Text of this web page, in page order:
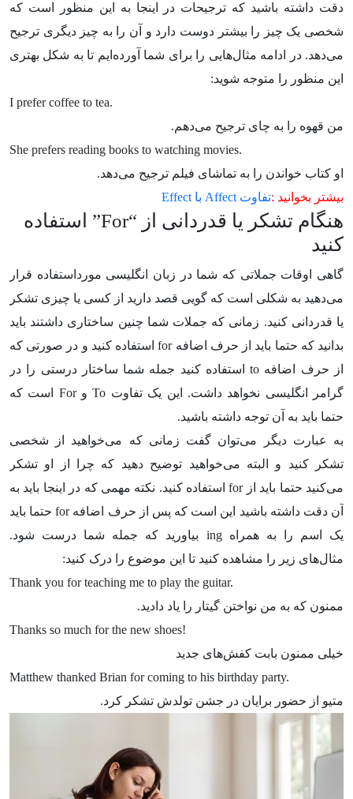
دقت داشته باشید که ترجیحات در اینجا به این منظور است که
شخصی یک چیز را بیشتر دوست دارد و آن را به چیز دیگری ترجیح
می‌دهد. در ادامه مثال‌هایی را برای شما آورده‌ایم تا به شکل بهتری
این منظور را متوجه شوید:
I prefer coffee to tea.
من قهوه را به چای ترجیح می‌دهم.
She prefers reading books to watching movies.
او کتاب خواندن را به تماشای فیلم ترجیح می‌دهد.
بیشتر بخوانید :تفاوت Affect با Effect
هنگام تشکر یا قدردانی از “For” استفاده
کنید
گاهی اوقات جملاتی که شما در زبان انگلیسی مورداستفاده قرار
می‌دهید به شکلی است که گویی قصد دارید از کسی یا چیزی تشکر
یا قدردانی کنید. زمانی که جملات شما چنین ساختاری داشتند باید
بدانید که حتما باید از حرف اضافهforاستفاده کنید و در صورتی که
از حرف اضافه toاستفاده کنید جمله شما ساختار درستی را در
گرامر انگلیسی نخواهد داشت. این یک تفاوت ToوFor
است که
حتما باید به آن توجه داشته باشید.
به عبارت دیگر می‌توان گفت زمانی که می‌خواهید از شخصی
تشکر کنید و البته می‌خواهید توضیح دهید که چرا از او تشکر
می‌کنید حتما باید ازforاستفاده کنید. نکته مهمی که در اینجا باید به
آن دقت داشته باشید این است که پس از حرف اضافهforحتما باید
یک اسم را به همراهing بیاورید که جمله شما درست شود.
مثال‌های زیر را مشاهده کنید تا این موضوع را درک کنید:
Thank you for teaching me to play the guitar.
ممنون که به من نواختن گیتار را یاد دادید.
Thanks so much for the new shoes!
خیلی ممنون بابت کفش‌های جدید
Matthew thanked Brian for coming to his birthday party.
متیو از حضور برایان در جشن تولدش تشکر کرد.